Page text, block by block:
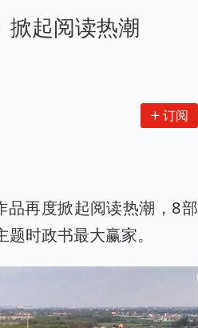
掀起阅读热潮
订阅
再度掀起阅读热潮，8部
时政书最大赢家。